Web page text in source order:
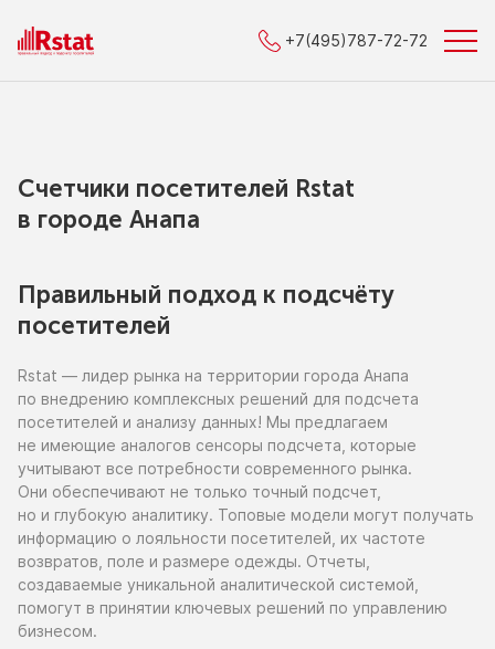
+7(495)787-72-72
Счетчики посетителей Rstat
в городe Анапа
Правильный подход к подсчёту
посетителей
Rstat — лидер рынка на территории города Анапа
по внедрению комплексных решений для подсчета
посетителей и анализу данных! Мы предлагаем
не имеющие аналогов сенсоры подсчета, которые
учитывают все потребности современного рынка.
Они обеспечивают не только точный подсчет,
но и глубокую аналитику. Топовые модели могут получать
информацию о лояльности посетителей, их частоте
возвратов, поле и размере одежды. Отчеты,
создаваемые уникальной аналитической системой,
помогут в принятии ключевых решений по управлению
бизнесом.